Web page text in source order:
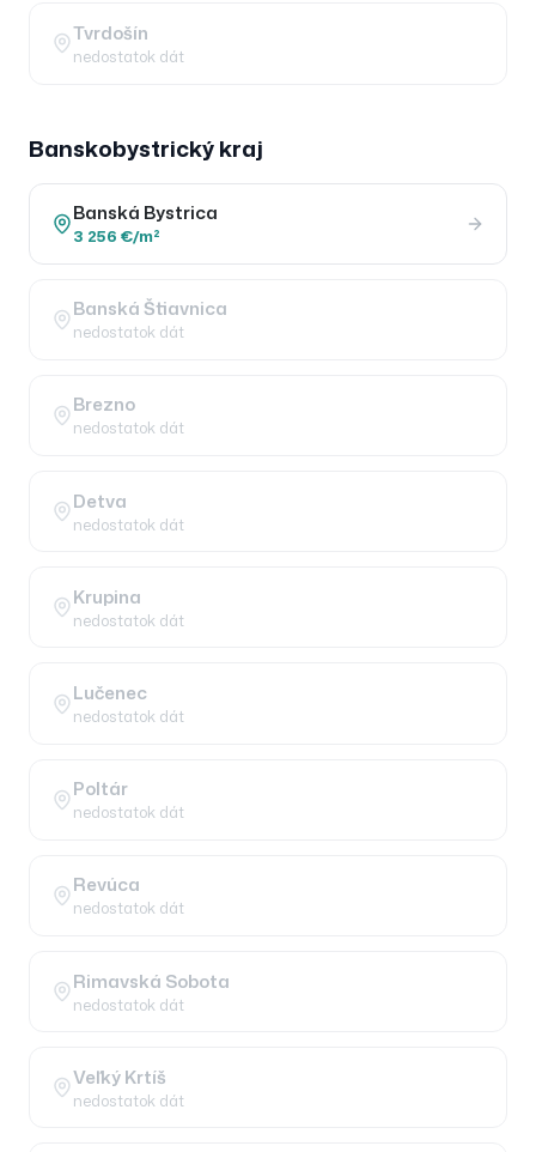
Tvrdošín
nedostatok dát
Banskobystrickýkraj
Banská Bystrica
3 256 €/m²
Banská Štiavnica
nedostatok dát
Brezno
nedostatok dát
Detva
nedostatok dát
Krupina
nedostatok dát
Lučenec
nedostatok dát
Poltár
nedostatok dát
Revúca
nedostatok dát
Rimavská Sobota
nedostatok dát
Veľký Krtíš
nedostatok dát